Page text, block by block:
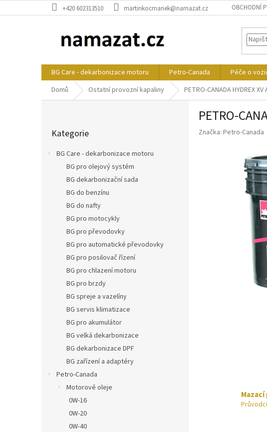
na
+420 602313510 martinkocmanek@namazat.cz OBCHODNÍ
BG Care - dekarbonizace motoru Petro-Canada Péče o
Domů
Ostatní provozní kapaliny PETRO-CANADA HYDREX
kategorie
Kategorie
BG Care - dekarbonizace motoru
BG pro olejový systém
BG dekarbonizační sada
BG do benzínu
BG do nafty
BG pro motocykly
BG pro převodovky
BG pro automatické převodovky
BG pro posilovač řízení
BG pro chlazení motoru
BG pro brzdy
BG spreje a vazelíny
BG servis klimatizace
BG pro akumulátor
BG velká dekarbonizace
BG dekarbonizace DPF
BG zařízení a adaptéry
Petro-Canada
Motorové oleje
0W-16
0W-20
0W-40
PETRO-
Značka: Petro-Canada